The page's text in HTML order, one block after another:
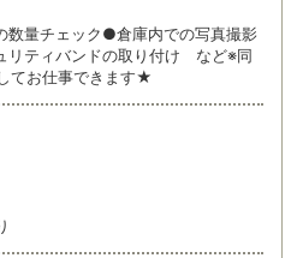
量チェック●倉庫内での写真撮影
リティバンドの取り付け など※同
てお仕事できます★